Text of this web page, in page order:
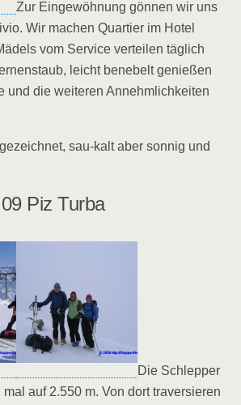
Zur Eingewöhnung gönnen wir uns
Wir machen Quartier im Hotel
vom Service verteilen täglich
leicht benebelt genießen
und die weiteren Annehmlichkeiten
sau-kalt aber sonnig und
Piz Turba
Die Schlepper
auf 2.550 m. Von dort traversieren